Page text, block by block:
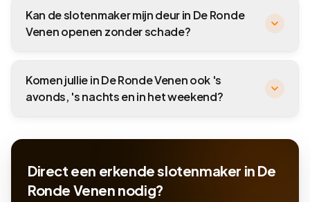
Kan de slotenmaker mijn deur in De Ronde
Venen openen zonder schade?
Komen jullie in De Ronde Venen ook 's
avonds, 's nachts en in het weekend?
Direct een erkende slotenmaker in De
Ronde Venen nodig?